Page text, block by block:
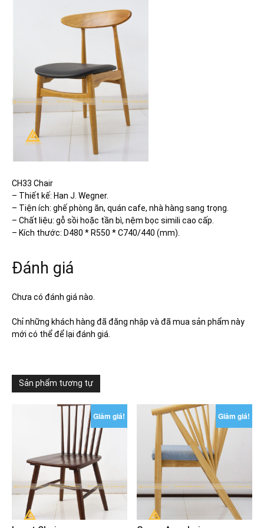
CH33 Chair
– Thiết kế: Han J. Wegner.
– Tiện ích: ghế phòng ăn, quán cafe, nhà hàng sang trọng.
– Chất liệu: gỗ sồi hoặc tần bì, nệm bọc simili cao cấp.
– Kích thước: D480 * R550 * C740/440 (mm).
Đánh giá
Chưa có đánh giá nào.
Chỉ những khách hàng đã đăng nhập và đã mua sản phẩm này
mới có thể để lại đánh giá.
Sản phẩm tương tự
Giảm giá! Giảm giá!